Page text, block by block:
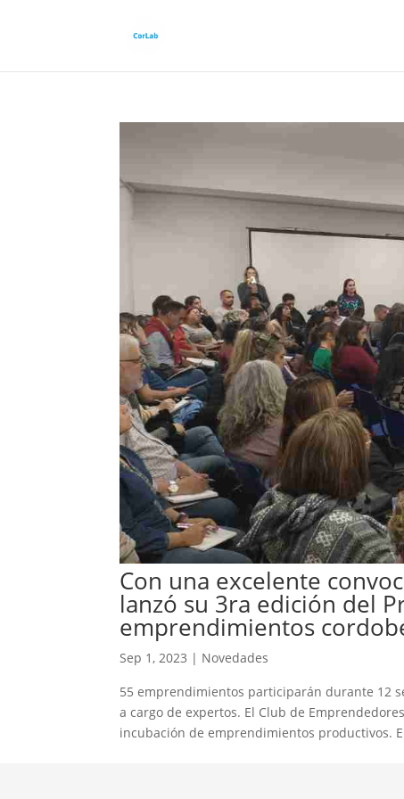
Con una excelente
lanzó su 3ra edición del
emprendimientos
Sep 1, 2023 | Novedades
55 emprendimientos participarán durante 12
a cargo de expertos. El Club de
incubación de emprendimientos productivos.